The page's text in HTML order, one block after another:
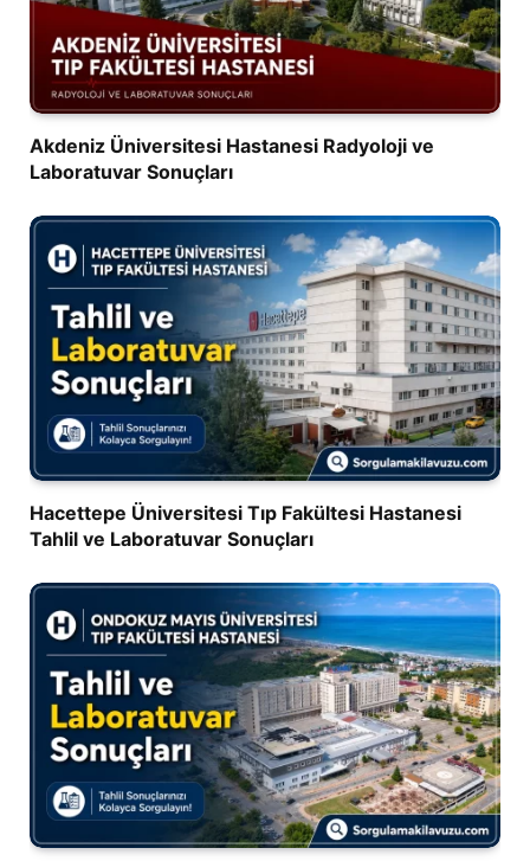
Akdeniz Üniversitesi Hastanesi Radyoloji ve
Laboratuvar Sonuçları
Hacettepe Üniversitesi Tıp Fakültesi Hastanesi
Tahlil ve Laboratuvar Sonuçları